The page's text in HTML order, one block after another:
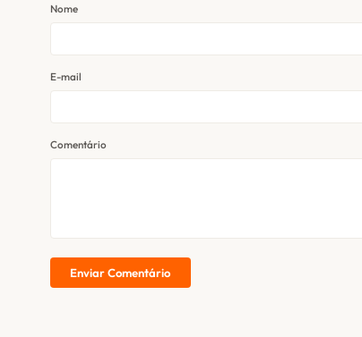
Nome
E-mail
Comentário
Enviar Comentário